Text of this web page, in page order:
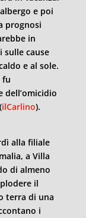
e poi
prognosi
in
sulle cause
e al sole.
fu
dell’omicidio
ilCarlino).
alla filiale
a Villa
di almeno
il
terra di una
i